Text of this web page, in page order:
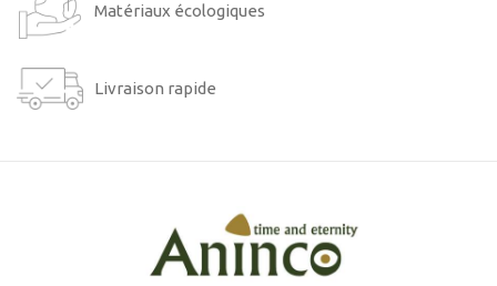
Matériaux écologiques
Livraison rapide